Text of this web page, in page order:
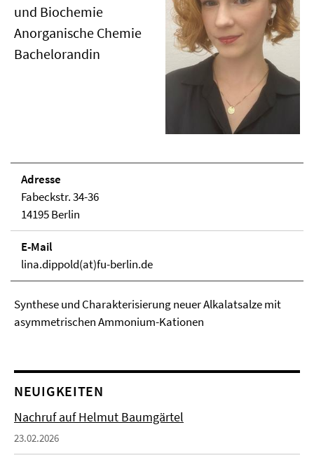
und Biochemie
Anorganische Chemie
Bachelorandin
Adresse
Fabeckstr. 34-36
14195 Berlin
E-Mail
lina.dippold(at)fu-berlin.de
Synthese und Charakterisierung neuer Alkalatsalze mit
asymmetrischen Ammonium-Kationen
NEUIGKEITEN
Nachruf auf Helmut Baumgärtel
23.02.2026